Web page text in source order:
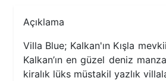
Açıklama
Villa Blue; Kalkan'ın Kışla
Kalkan’ın en güzel deniz
kiralık lüks müstakil yazlık